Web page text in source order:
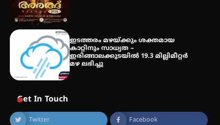
ഇടത്തരം മഴയ്ക്കും ശക്തമായ
കാറ്റിനും സാധ്യത –
ഇരിങ്ങാലക്കുടയിൽ 19.3 മില്ലിമീറ്റർ
മഴ ലഭിച്ചു
Get In Touch
Twitter Facebook